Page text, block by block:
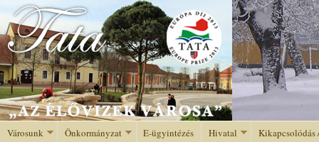
Jump to navigation
Városunk Önkormányzat E-ügyintézés Hivatal Kikapcsolódás